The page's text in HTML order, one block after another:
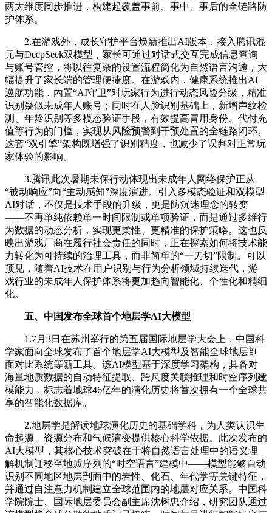
两大维度同步推进，构建起覆盖事前、事中、事后的全链路防
护体系。
2.在游戏外，成长守护平台焕新推出AI版本，接入腾讯混
元与DeepSeek双模型，家长可通过对话式交互完成信息查询
与账号管控，将以往复杂的设置流程简化为自然语言沟通，大
幅提升了家长端的管理便捷度。在游戏内，健康系统推出AI
巡航功能，内置“AI守卫”对玩家行为进行动态风险分级，精准
识别疑似未成年人账号；同时在人脸识别基础上，新增声纹检
测、年龄识别等多模态验证手段，有效提高冒用身份、代付充
值等行为的门槛，实现从风险预警到干预处置的全链路闭环。
这套“双引擎”架构既增强了识别精度，也减少了误判对正常玩
家体验的影响。
3.腾讯此次暑期未保行动体现出未成年人网络保护正从
“被动响应”向“主动感知”深度演进。引入多模态验证和双模型
AI对话，不仅是技术手段的升级，更是防沉迷理念的转变
——不再单纯依赖单一时间限制或单项验证，而是通过多维行
为数据的动态分析，实现更柔性、更精准的保护策略。这也反
映出游戏厂商在履行社会责任的同时，正在探索如何将技术能
力转化为可持续的治理工具，而非简单的“一刀切”限制。可以
预见，随着AI技术在用户识别与行为分析领域持续迭代，游
戏行业的未成年人保护体系将更加趋向智能化、个性化和精细
化。
五、中国发布全球首个地层学AI大模型
1.7月3日在苏州举行的第五届国际地层学大会上，中国科
学家面向全球发布了首个地层学AI大模型及智能全球地层剖
面对比系统等新工具。该AI模型基于深度学习架构，具备对
海量地质数据的自动特征提取、跨尺度关联推理和时空序列建
模能力，标志着地球46亿年的演化历史将首次拥有一个全球共
享的智能化数据库。
2.地层学是解读地球演化历史的基础学科，为人类认识生
命起源、资源分布和气候演变提供核心科学依据。此次发布的
AI大模型，其核心技术突破在于将自然语言处理中的语义理
解机制迁移至地质序列的“时空语言”建模中——模型能够自动
识别不同地区地层剖面中的岩性、化石、年代学等关键特征，
并通过自注意力机制建立全球范围内的地层对应关系。中国科
学院院士、国际地层委员会副主席沈树忠介绍，研究团队通过